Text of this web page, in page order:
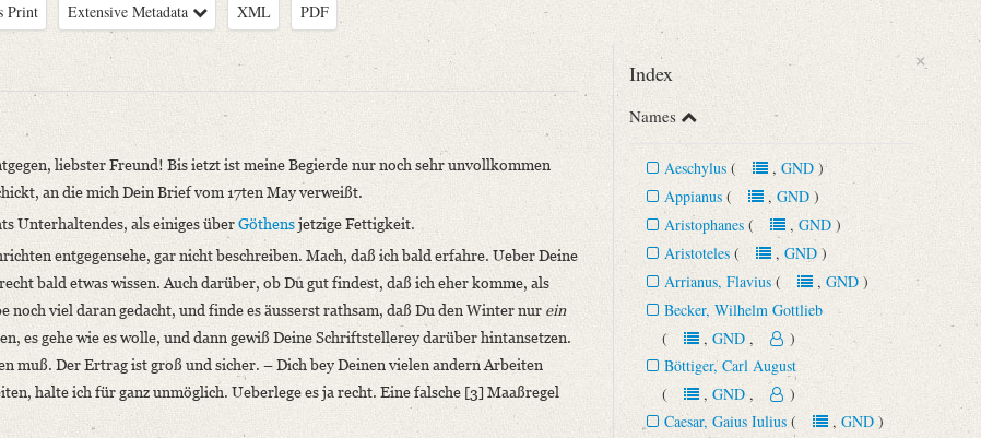
Print Extensive Metadata XML PDF
Abteilung: Briefe von und an Friedrich und Dorothea Schlegel. Bis zur Begründung der romantischen Schule (15. September 1788 ‒ 15. Juli
u.a. 1987, S. 300‒306.
liebster Freund! Bis ietzt ist meine Begierde [...]“
liebster Freund! Bis ietzt ist meine Begierde nur noch sehr unvollkommen
an die mich Dein Brief vom 17ten May verweißt.
Unterhaltendes, als einiges überGöthensjetzige Fettigkeit.
entgegensehe, gar nicht beschreiben. Mach, daß ich bald erfahre. Ueber Deine
bald etwas wissen. Auch darüber, ob Du gut findest, daß ich eher komme, als
noch viel daran gedacht, und finde es äusserst rathsam, daß Du den Winter nur ein
es gehe wie es wolle, und dann gewiß Deine Schriftstellerey darüber hintansetzen.
muß. Der Ertrag ist groß und sicher. – Dich bey Deinen vielen andern Arbeiten
halte ich für ganz unmöglich. Ueberlege es ja recht. Eine falsche [3] Maaßregel
×
Index
Names
Aeschylus (, GND)
Appianus (, GND)
Aristophanes (, GND)
Aristoteles (, GND)
Arrianus, Flavius (, GND)
Becker, Wilhelm Gottlieb
(, GND, )
Böttiger, Carl August
(, GND, )
Caesar, Gaius Iulius (, GND)